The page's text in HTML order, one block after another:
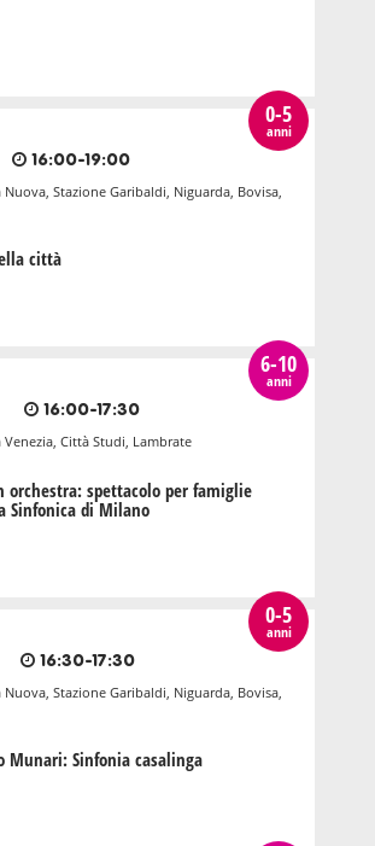
0-5
anni
16:00-19:00
Nuova, Stazione Garibaldi, Niguarda, Bovisa,
città
6-10
anni
16:00-17:30
Venezia, Città Studi, Lambrate
orchestra: spettacolo per famiglie
Sinfonica di Milano
0-5
anni
16:30-17:30
Nuova, Stazione Garibaldi, Niguarda, Bovisa,
Munari: Sinfonia casalinga